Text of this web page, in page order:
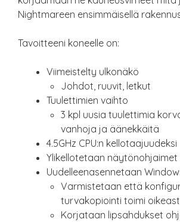
Nightmareen ensimmäisellä
Tavoitteeni koneelle on:
Viimeistelty ulkonäkö
Johdot, ruuvit, letkut
Tuulettimien vaihto
3 kpl uusia tuulettimia
vanhoja ja äänekkäitä
4.5GHz CPU:n kellotaajuudeksi
Ylikellotetaan näytönohjaimet
Uudelleenasennetaan
Varmistetaan että
turvakopiointi toimi
Korjataan lipsahdukset